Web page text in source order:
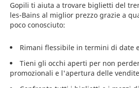
Gopili ti aiuta a trovare biglietti del
les-Bains al miglior prezzo grazie a
poco conosciuto:
Rimani flessibile in termini di date
Tieni gli occhi aperti per non
promozionali e l'apertura delle vendite